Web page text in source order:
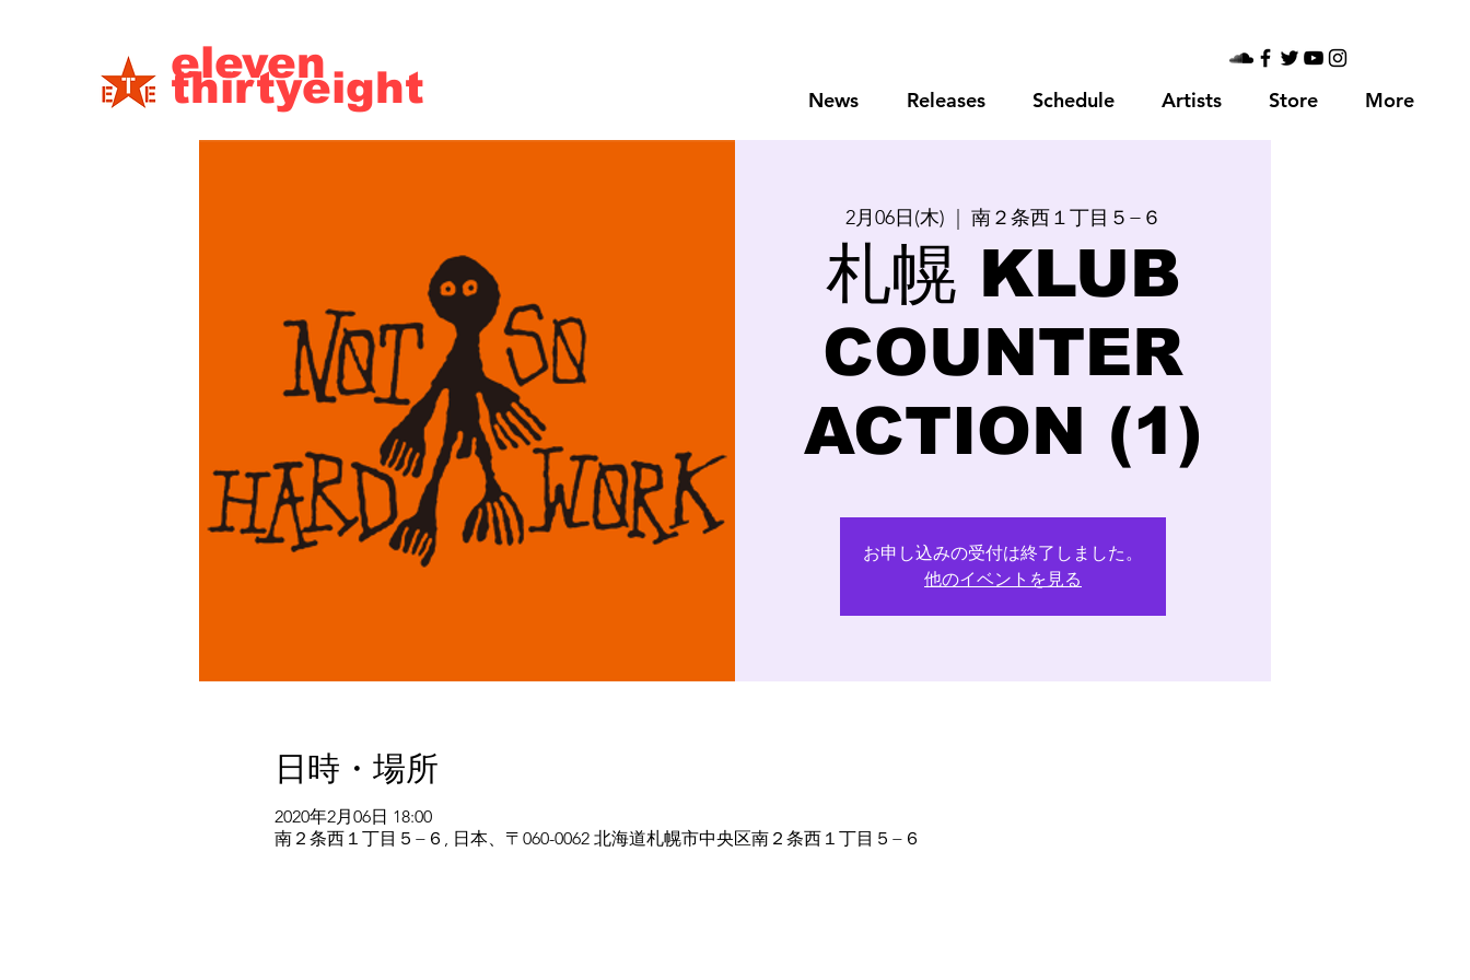
thirtyeight
eleven
News Releases Schedule Artists Store More
2月06日(木) 南２条西１丁目５−６
札幌 KLUB
COUNTER
ACTION (1)
お申し込みの受付は終了しました。
他のイベントを見る
日時・場所
2020年2月06日 18:00
南２条西１丁目５−６, 日本、〒060-0062 北海道札幌市中央区南２条西１丁目５−６